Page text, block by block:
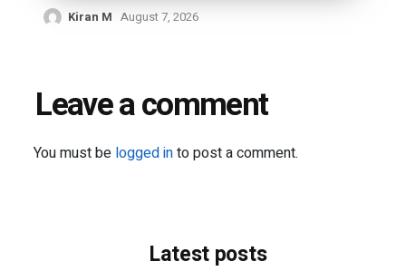
Kiran M August 7, 2026
Leave a comment
You must be logged into post a comment.
Latest posts